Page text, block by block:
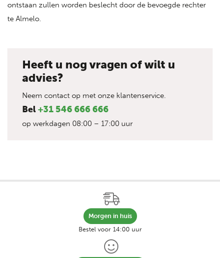
ontstaan zullen worden beslecht door de bevoegde rechter
te Almelo.
Heeft u nog vragen of wilt u
advies?
Neem contact op met onze klantenservice.
Bel+31 546 666 666
op werkdagen 08:00 – 17:00 uur
Morgen in huis
Bestel voor 14:00 uur